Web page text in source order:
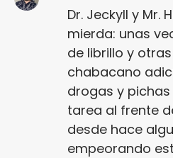
Dr. Jeckyll y Mr.
mierda: unas
de librillo y
chabacano
drogas y pichas
tarea al frente
desde hace
empeorando